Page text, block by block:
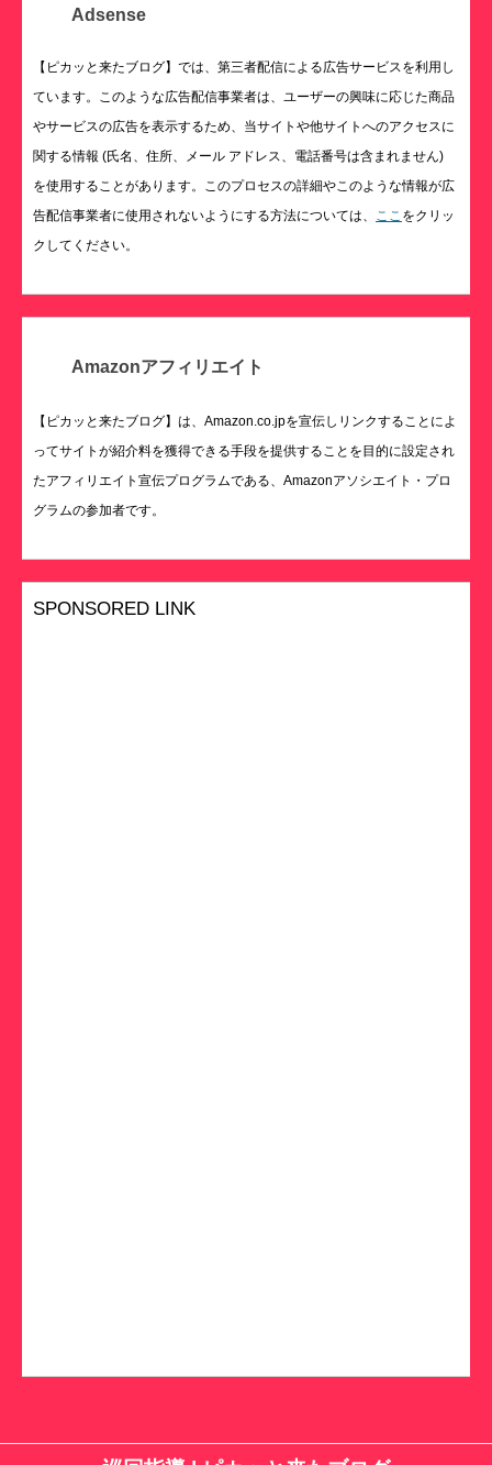
Adsense
【ピカッと来たブログ】では、第三者配信による広告サービスを利用し
ています。このような広告配信事業者は、ユーザーの興味に応じた商品
やサービスの広告を表示するため、当サイトや他サイトへのアクセスに
関する情報 (氏名、住所、メール アドレス、電話番号は含まれません)
を使用することがあります。このプロセスの詳細やこのような情報が広
告配信事業者に使用されないようにする方法については、 ここ をクリッ
クしてください。
Amazonアフィリエイト
【ピカッと来たブログ】は、Amazon.co.jpを宣伝しリンクすることによ
ってサイトが紹介料を獲得できる手段を提供することを目的に設定され
たアフィリエイト宣伝プログラムである、Amazonアソシエイト・プロ
グラムの参加者です。
SPONSORED LINK